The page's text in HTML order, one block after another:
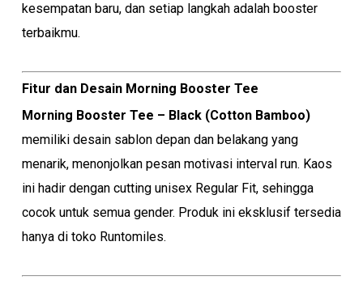
kesempatan baru, dan setiap langkah adalah booster
terbaikmu.
Fitur dan Desain Morning Booster Tee
Morning Booster Tee – Black (Cotton Bamboo)
memiliki desain sablon depan dan belakang yang
menarik, menonjolkan pesan motivasi interval run. Kaos
ini hadir dengan cutting unisex Regular Fit, sehingga
cocok untuk semua gender. Produk ini eksklusif tersedia
hanya di toko Runtomiles.